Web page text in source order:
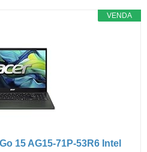
VENDA
15 AG15-71P-53R6 Intel